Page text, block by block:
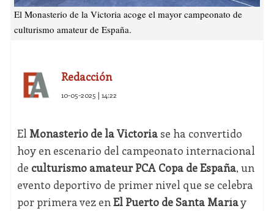
El Monasterio de la Victoria acoge el mayor campeonato de
culturismo amateur de España.
Redacción
10-05-2025 | 14:22
El Monasterio de la Victoriase ha convertido
hoy en escenario del campeonato internacional
de culturismo amateur PCA Copa de España, un
evento deportivo de primer nivel que se celebra
por primera vez enEl Puerto de Santa Maríay